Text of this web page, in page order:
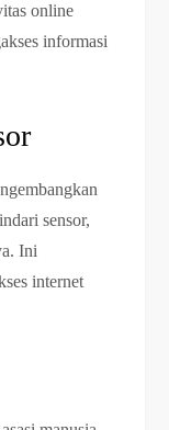
online
informasi
sensor,
Ini
internet